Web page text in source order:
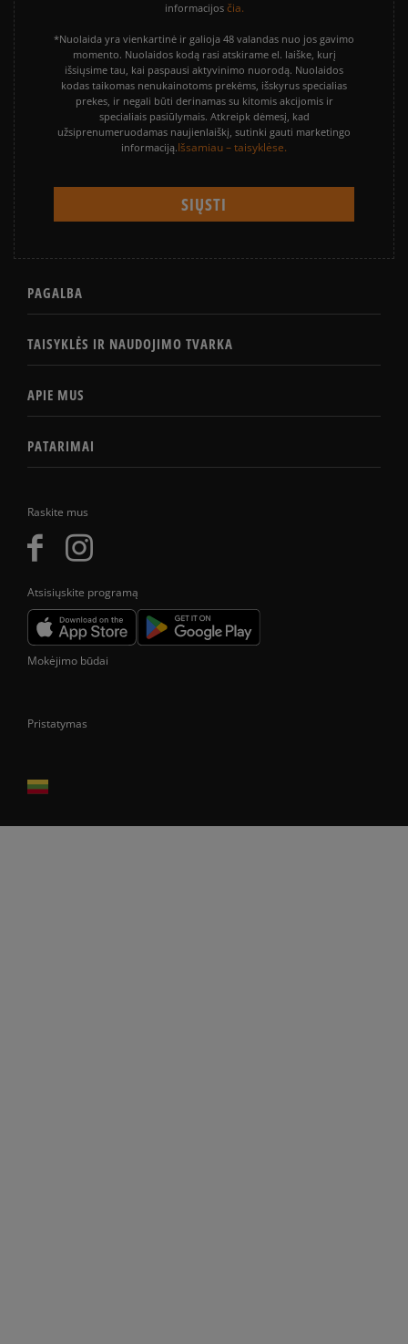
Raskite mus
Atsisiųskite programą
informacijos čia.
*Nuolaida yra vienkartinė ir galioja 48 valandas nuo jos gavimo
momento. Nuolaidos kodą rasi atskirame el. laiške, kurį
išsiųsime tau, kai paspausi aktyvinimo nuorodą. Nuolaidos
kodas taikomas nenukainotoms prekėms, išskyrus specialias
prekes, ir negali būti derinamas su kitomis akcijomis ir
specialiais pasiūlymais. Atkreipk dėmesį, kad
užsiprenumeruodamas naujienlaiškį, sutinki gauti marketingo
informaciją.Išsamiau – taisyklėse.
PAGALBA
TAISYKLĖS IR NAUDOJIMO TVARKA
APIE MUS
PATARIMAI
Mokėjimo būdai
Pristatymas